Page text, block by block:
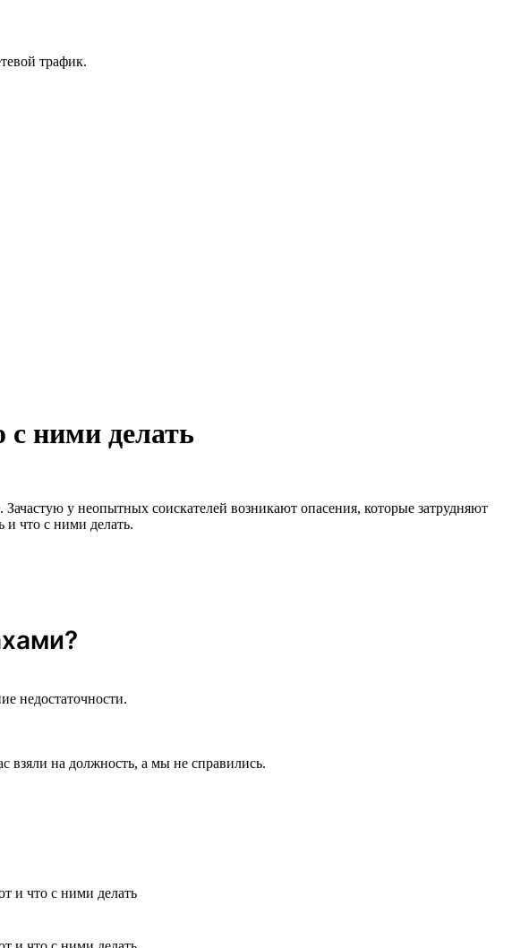
трафик.
с ними делать
у неопытных соискателей возникают опасения, которые затрудняют
и что с ними делать.
недостаточности.
взяли на должность, а мы не справились.